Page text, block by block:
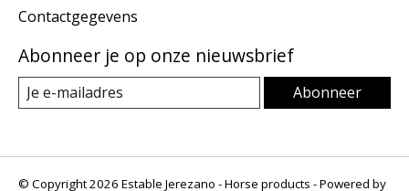
Contactgegevens
Abonneer je op onze nieuwsbrief
Abonneer
© Copyright 2026 Estable Jerezano - Horse products - Powered by